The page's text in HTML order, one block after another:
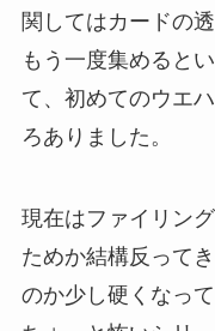
関してはカードの
もう一度集めると
て、初めてのウエ
ろありました。
現在はファイリン
ためか結構反って
のか少し硬くなっ